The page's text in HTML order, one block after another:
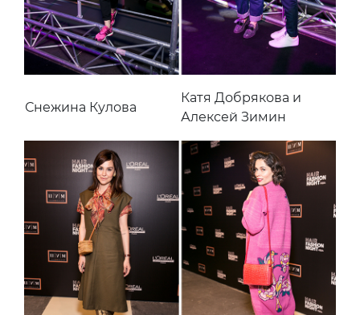
Снежина Кулова
Катя Добрякова и
Алексей Зимин